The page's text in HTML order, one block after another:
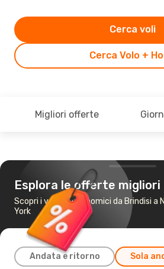
Cerca Volo +
Cerca voli
Migliori offerte
Esplora le offerte migliori
Scopri i voli più economici da Brindisi a
York
Andata e ritorno Sola